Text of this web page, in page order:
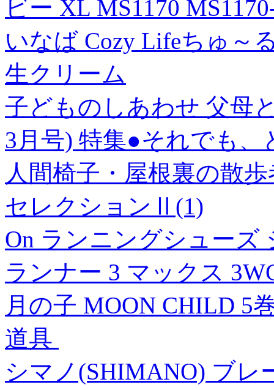
ビー XL MS1170
いなば Cozy Lifeちゅ～
生クリーム
子どものしあわせ 父母
3月号) 特集●それでも、
人間椅子・屋根裏の散
セレクションⅡ(1)
On ランニングシューズ
ランナー 3 マックス
月の子 MOON CHILD 5
道具
シマノ(SHIMANO) ブレ